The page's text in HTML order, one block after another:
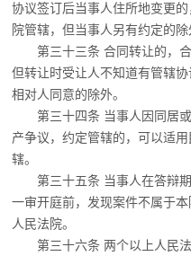
协议签订后当事人住所地变更
院管辖，但当事人另有约定的除
第三十三条 合同转让的，
但转让时受让人不知道有管辖
相对人同意的除外。
第三十四条 当事人因同居
产争议，约定管辖的，
可以适
辖。
第三十五条 当事人在答辩
一审开庭前，发现案件不属于
人民法院。
第三十六条 两个以上人民